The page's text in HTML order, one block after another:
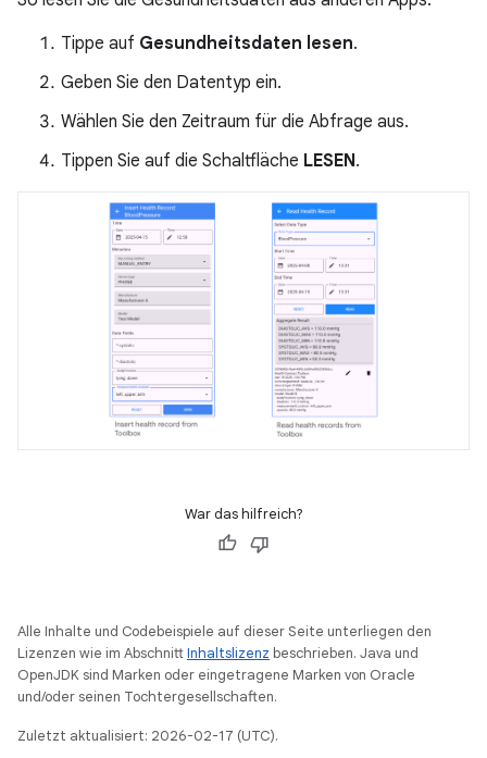
Tippe auf Gesundheitsdaten lesen.
Geben Sie den Datentyp ein.
Wählen Sie den Zeitraum für die Abfrage aus.
Tippen Sie auf die Schaltfläche LESEN.
War das hilfreich?
Alle Inhalte und Codebeispiele auf dieser Seite unterliegen den
Lizenzen wie im AbschnittInhaltslizenz beschrieben. Java und
OpenJDK sind Marken oder eingetragene Marken von Oracle
und/oder seinen Tochtergesellschaften.
Zuletzt aktualisiert: 2026-02-17 (UTC).